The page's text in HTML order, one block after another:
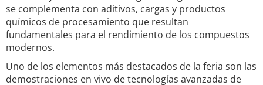
se complementa con aditivos, cargas y productos
químicos de procesamiento que resultan
fundamentales para el rendimiento de los compuestos
modernos.
Uno de los elementos más destacados de la feria son las
demostraciones en vivo de tecnologías avanzadas de